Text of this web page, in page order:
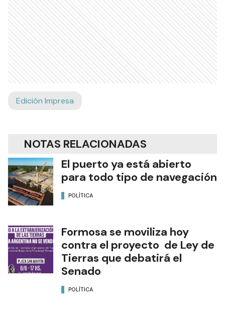
Edición Impresa
NOTAS RELACIONADAS
El puerto ya está abierto
para todo tipo de navegación
POLÍTICA
Formosa se moviliza hoy
contra el proyecto de Ley de
Tierras que debatirá el
Senado
POLÍTICA